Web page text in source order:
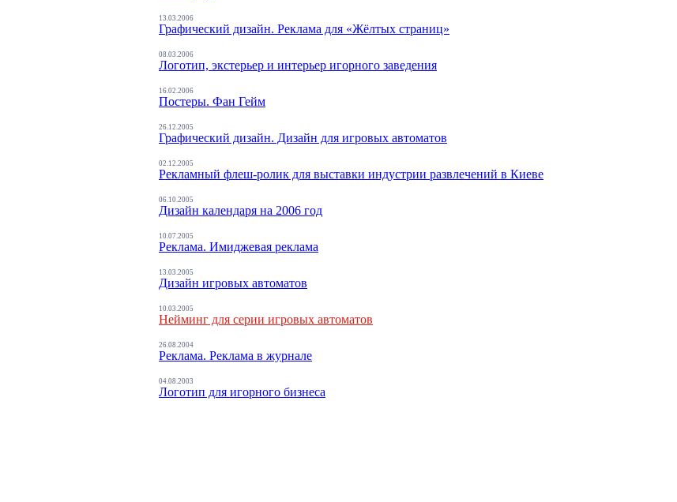
13.03.2006
Графический дизайн. Реклама для «Жёлтых страниц»
08.03.2006
Логотип, экстерьер и интерьер игорного заведения
16.02.2006
Постеры. Фан Гейм
26.12.2005
Графический дизайн. Дизайн для игровых автоматов
02.12.2005
Рекламный флеш-ролик для выставки индустрии развлечений в Киеве
06.10.2005
Дизайн календаря на 2006 год
10.07.2005
Реклама. Имиджевая реклама
13.03.2005
Дизайн игровых автоматов
10.03.2005
Нейминг для серии игровых автоматов
26.08.2004
Реклама. Реклама в журнале
04.08.2003
Логотип для игорного бизнеса